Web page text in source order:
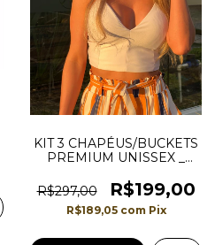
KIT 3 CHAPÉUS/BUCKETS
PREMIUM UNISSEX _
PRETA E LARANJA
R$297,00 R$199,00
R$189,05 com Pix